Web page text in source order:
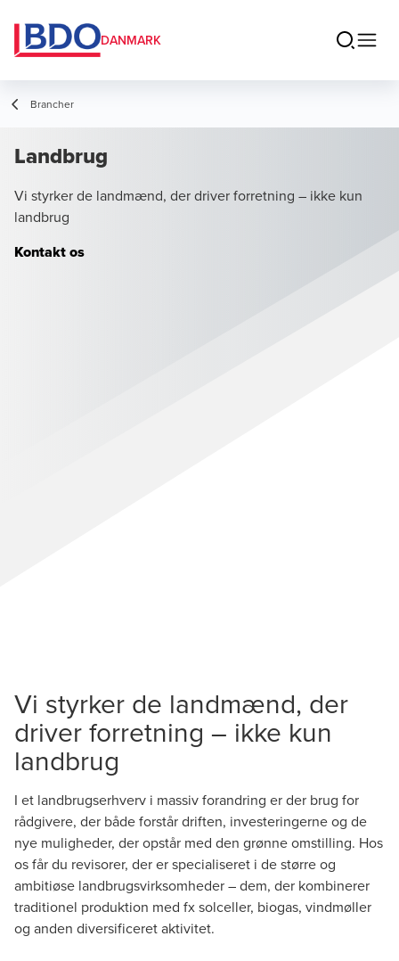
DANMARK
Brancher
Landbrug
Vi styrker de landmænd, der driver forretning – ikke kun
landbrug
Kontakt os
Vi styrker de landmænd, der
driver forretning – ikke kun
landbrug
I et landbrugserhverv i massiv forandring er der brug for
rådgivere, der både forstår driften, investeringerne og de
nye muligheder, der opstår med den grønne omstilling. Hos
os får du revisorer, der er specialiseret i de større og
ambitiøse landbrugsvirksomheder – dem, der kombinerer
traditionel produktion med fx solceller, biogas, vindmøller
og anden diversificeret aktivitet.